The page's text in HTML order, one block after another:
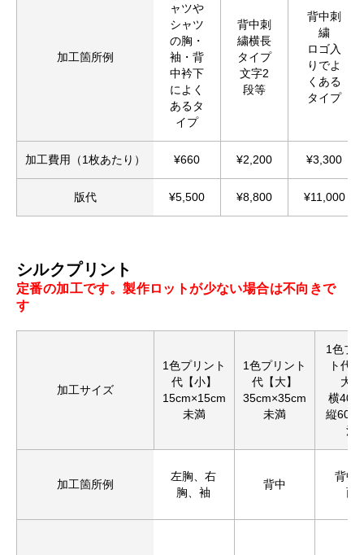
加工箇所例
ャツや
シャツ
の胸・
袖・背
中衿下
によく
あるタ
イプ
背中刺
繍横長
タイプ
文字2
段等
背中刺
繍
ロゴ入
りでよ
くある
タイプ
加工費用（1枚あたり） ¥660 ¥2,200 ¥3,300
版代 ¥5,500 ¥8,800 ¥11,000
シルクプリント
定番の加工です。製作ロットが少ない場合は不向きで
す
加工サイズ
1色プリント
代【小】
15cm×15cm
未満
1色プリント
代【大】
35cm×35cm
未満
1色プ
ト代
大】
横
縦
満
加工箇所例
左胸、右
胸、袖
背中
背中
面